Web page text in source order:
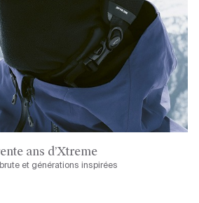
ans d’Xtreme
et générations inspirées